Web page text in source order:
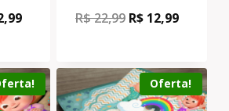
R$22,99 R$ 12,99
Oferta!